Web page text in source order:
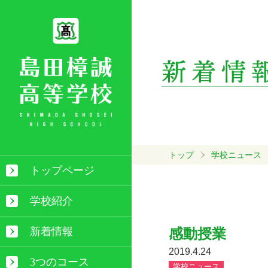
トップページ
学校紹介
新着情報
3つのコース
トップ 学校ニュース
感動授業
2019.4.24